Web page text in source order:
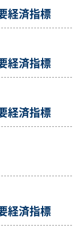
経済指標
経済指標
経済指標
経済指標